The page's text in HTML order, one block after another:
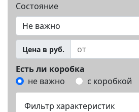
Состояние
Цена в руб.
Есть ли коробка
не важно
с коробкой
Фильтр характеристик